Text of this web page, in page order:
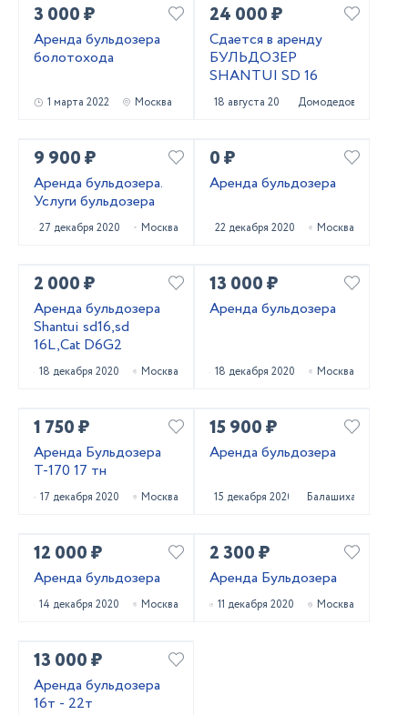
3 000 ₽
Аренда бульдозера
болотохода
1 марта 2022 Москва
24 000 ₽
Сдается в аренду
БУЛЬДОЗЕР
SHANTUI SD 16
18 августа 2021 Домодедово
9 900 ₽
Аренда бульдозера.
Услуги бульдозера
27 декабря 2020 Москва
0 ₽
Аренда бульдозера
22 декабря 2020 Москва
2 000 ₽
Аренда бульдозера
Shantui sd16,sd
16L,Cat D6G2
18 декабря 2020 Москва
13 000 ₽
Аренда бульдозера
18 декабря 2020 Москва
1 750 ₽
Аренда Бульдозера
Т-170 17 тн
17 декабря 2020 Москва
15 900 ₽
Аренда бульдозера
15 декабря 2020 Балашиха
12 000 ₽
Аренда бульдозера
14 декабря 2020 Москва
2 300 ₽
Аренда Бульдозера
11 декабря 2020 Москва
13 000 ₽
Аренда бульдозера
16т - 22т